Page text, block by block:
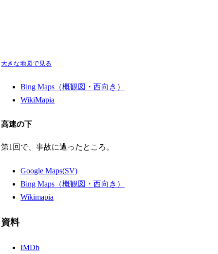
大きな地図で見る
Bing Maps（概観図・西向き）
WikiMapia
高速の下
第1回で、事故に遭ったところ。
Google Maps(SV)
Bing Maps（概観図・西向き）
Wikimapia
資料
IMDb